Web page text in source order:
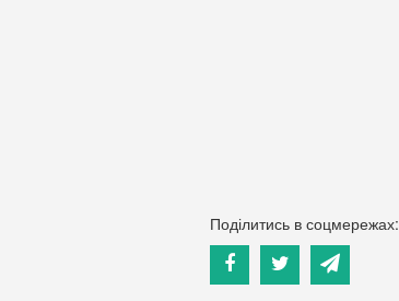
Поділитись в соцмережах: